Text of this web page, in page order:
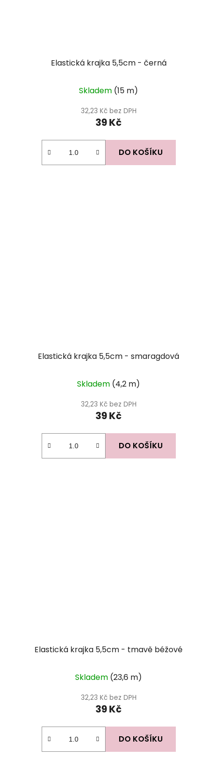
Elastická krajka 5,5cm - černá
Skladem (15 m)
32,23 Kč bez DPH
39 Kč
DO KOŠÍKU
Elastická krajka 5,5cm - smaragdová
Skladem (4,2 m)
32,23 Kč bez DPH
39 Kč
DO KOŠÍKU
Elastická krajka 5,5cm - tmavě béžové
Skladem (23,6 m)
32,23 Kč bez DPH
39 Kč
DO KOŠÍKU